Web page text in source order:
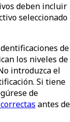
deben incluir
seleccionado
de
los niveles de
introduzca el
Si tiene
de
antes de